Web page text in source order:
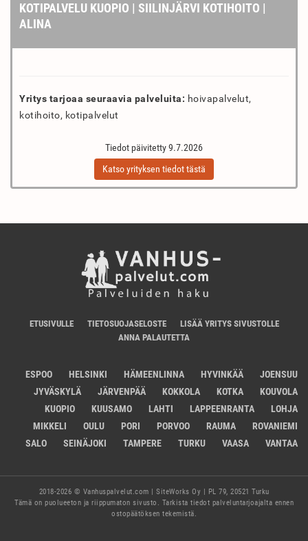
KOTIPALVELU KUOPIO | SIILINJÄRVI KOTIHOITO |
ALINA
Yritys tarjoaa seuraavia palveluita: hoivapalvelut,
kotihoito, kotipalvelut
Tiedot päivitetty 9.7.2026
Katso yrityksen tiedot tästä
ETUSIVULLE TIETOSUOJASELOSTE
LISÄÄ YRITYS SIVUSTOLLE
ANNA PALAUTETTA
ESPOO HELSINKI HÄMEENLINNA HYVINKÄÄ
JOENSUU
JYVÄSKYLÄ
JÄRVENPÄÄ KOKKOLA KOTKA
KOUVOLA
KUOPIO
KUUSAMO LAHTI LAPPEENRANTA
LOHJA
MIKKELI
OULU PORI PORVOO RAUMA
ROVANIEMI
SALO
SEINÄJOKI TAMPERE TURKU VAASA VANTAA
2018-2026 © Vanhuspalvelut.com | SiteWorks Oy | PL 79, 20521 Turku
Tämä on puolueeton ja riippumaton sivusto. Tarkista tiedot palveluntarjoajalta ennen
ostopäätöksen tekemistä.